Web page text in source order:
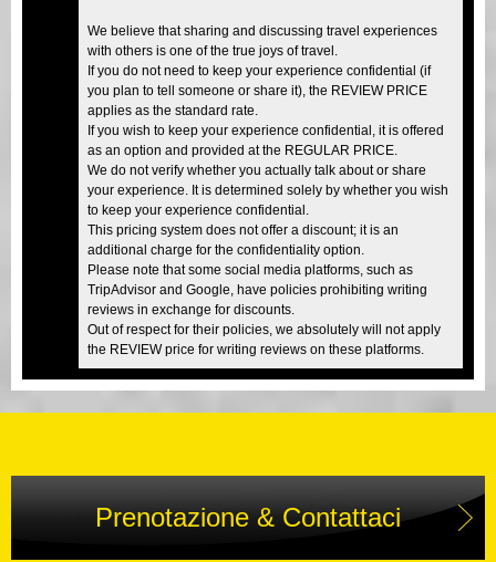
We believe that sharing and discussing travel experiences
with others is one of the true joys of travel.
If you do not need to keep your experience confidential (if
you plan to tell someone or share it), the REVIEW PRICE
applies as the standard rate.
If you wish to keep your experience confidential, it is offered
as an option and provided at the REGULAR PRICE.
We do not verify whether you actually talk about or share
your experience. It is determined solely by whether you wish
to keep your experience confidential.
This pricing system does not offer a discount; it is an
additional charge for the confidentiality option.
Please note that some social media platforms, such as
TripAdvisor and Google, have policies prohibiting writing
reviews in exchange for discounts.
Out of respect for their policies, we absolutely will not apply
the REVIEW price for writing reviews on these platforms.
Prenotazione & Contattaci